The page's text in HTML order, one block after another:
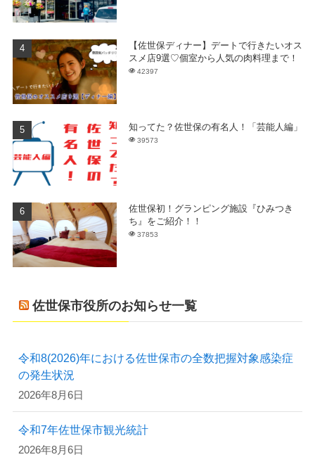
【佐世保ディナー】デートで行きたいオス
スメ店9選♡個室から人気の肉料理まで！
42397
知ってた？佐世保の有名人！「芸能人編」
39573
佐世保初！グランピング施設『ひみつき
ち』をご紹介！！
37853
佐世保市役所のお知らせ一覧
令和8(2026)年における佐世保市の全数把握対象感染症
の発生状況
2026年8月6日
令和7年佐世保市観光統計
2026年8月6日